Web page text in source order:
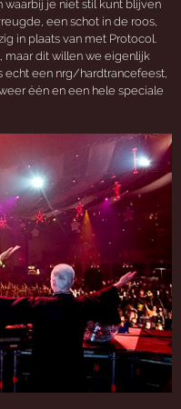
je niet stil kunt blijven
een schot in de roos,
in plaats van met Protocol.
maar dit willen we eigenlijk
echt een nrg/hardtrancefeest,
één en een hele speciale